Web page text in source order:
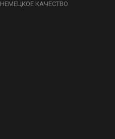
НЕМЕЦКОЕ КАЧЕСТВО